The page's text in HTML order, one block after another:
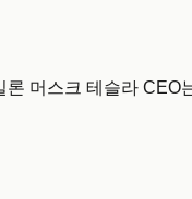
머스크 테슬라 CEO